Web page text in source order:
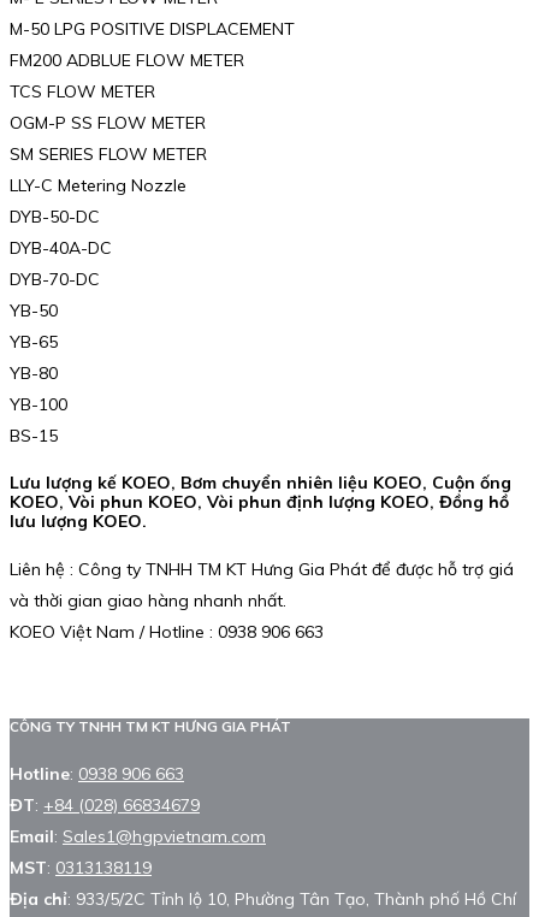
M-50 LPG POSITIVE DISPLACEMENT
FM200 ADBLUE FLOW METER
TCS FLOW METER
OGM-P SS FLOW METER
SM SERIES FLOW METER
LLY-C Metering Nozzle
DYB-50-DC
DYB-40A-DC
DYB-70-DC
YB-50
YB-65
YB-80
YB-100
BS-15
Lưu lượng kế KOEO, Bơm chuyển nhiên liệu KOEO, Cuộn ống
KOEO, Vòi phun KOEO, Vòi phun định lượng KOEO, Đồng hồ
lưu lượng KOEO.
Liên hệ : Công ty TNHH TM KT Hưng Gia Phát để được hỗ trợ giá
và thời gian giao hàng nhanh nhất.
KOEO Việt Nam / Hotline : 0938 906 663
CÔNG TY TNHH TM KT HƯNG GIA PHÁT
Hotline: 0938 906 663
ĐT: +84 (028) 66834679
Email: Sales1@hgpvietnam.com
MST: 0313138119
Địa chỉ: 933/5/2C Tỉnh lộ 10, Phường Tân Tạo, Thành phố Hồ Chí